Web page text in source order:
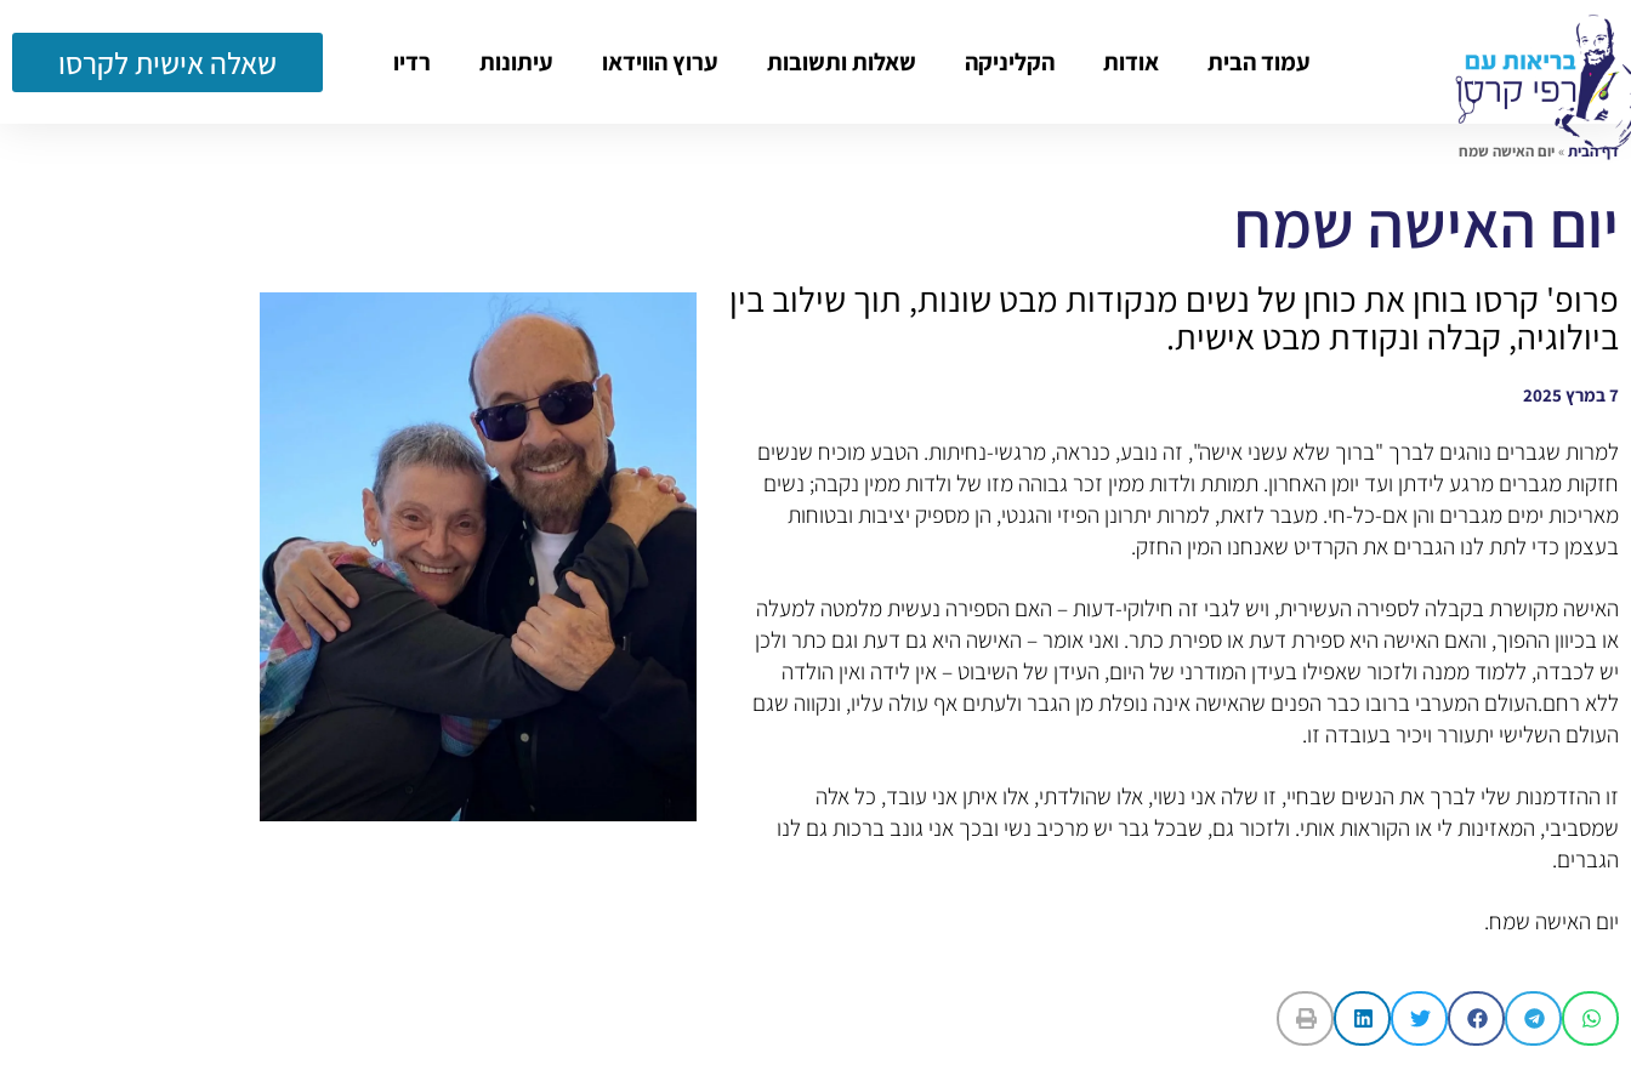
עמוד הבית אודות הקליניקה שאלות ותשובות ערוץ הווידאו עיתונות רדיו שאלה אישית לקרסו
דף הבית»יום האישה שמח
יום האישה שמח
פרופ' קרסו בוחן את כוחן של נשים מנקודות מבט שונות, תוך שילוב בין
ביולוגיה, קבלה ונקודת מבט אישית.
7 במרץ 2025
למרות שגברים נוהגים לברך "ברוך שלא עשני אישה", זה נובע, כנראה, מרגשי-נחיתות. הטבע מוכיח שנשים
חזקות מגברים מרגע לידתן ועד יומן האחרון. תמותת ולדות ממין זכר גבוהה מזו של ולדות ממין נקבה; נשים
מאריכות ימים מגברים והן אם-כל-חי. מעבר לזאת, למרות יתרונן הפיזי והגנטי, הן מספיק יציבות ובטוחות
בעצמן כדי לתת לנו הגברים את הקרדיט שאנחנו המין החזק.
האישה מקושרת בקבלה לספירה העשירית, ויש לגבי זה חילוקי-דעות – האם הספירה נעשית מלמטה למעלה
או בכיוון ההפוך, והאם האישה היא ספירת דעת או ספירת כתר. ואני אומר – האישה היא גם דעת וגם כתר ולכן
יש לכבדה, ללמוד ממנה ולזכור שאפילו בעידן המודרני של היום, העידן של השיבוט – אין לידה ואין הולדה
ללא רחם.העולם המערבי ברובו כבר הפנים שהאישה אינה נופלת מן הגבר ולעתים אף עולה עליו, ונקווה שגם
העולם השלישי יתעורר ויכיר בעובדה זו.
זו ההזדמנות שלי לברך את הנשים שבחיי, זו שלה אני נשוי, אלו שהולדתי, אלו איתן אני עובד, כל אלה
שמסביבי, המאזינות לי או הקוראות אותי. ולזכור גם, שבכל גבר יש מרכיב נשי ובכך אני גונב ברכות גם לנו
הגברים.
יום האישה שמח.